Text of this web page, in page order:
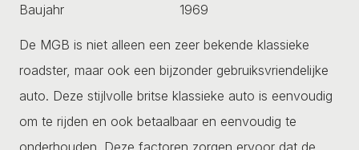
Baujahr
1969
De MGB is niet alleen een zeer bekende klassieke
roadster, maar ook een bijzonder gebruiksvriendelijke
auto. Deze stijlvolle britse klassieke auto is eenvoudig
om te rijden en ook betaalbaar en eenvoudig te
onderhouden. Deze factoren zorgen ervoor dat de